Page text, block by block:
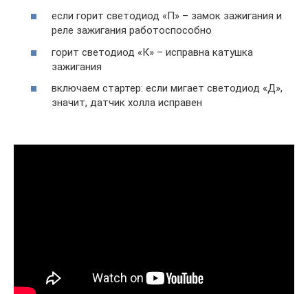
если горит светодиод «П» – замок зажигания и
реле зажигания работоспособно
горит светодиод «К» – исправна катушка
зажигания
включаем стартер: если мигает светодиод «Д»,
значит, датчик холла исправен